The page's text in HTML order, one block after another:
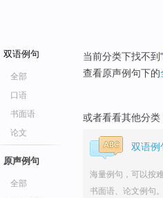
双语例句
全部
口语
书面语
论文
原声例句
全部
当前分类下找不到"
查看原声例句下的
或者看看其他分类
双语例
海量例句，可以按
书面语、论文例句。